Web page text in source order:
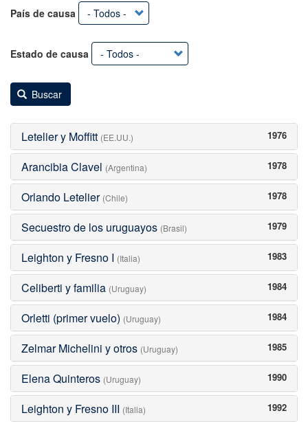
País de causa
Estado de causa
Buscar
Letelier y Moffitt (EE.UU.) 1976
Arancibia Clavel (Argentina) 1978
Orlando Letelier (Chile) 1978
Secuestro de los uruguayos (Brasil) 1979
Leighton y Fresno I (Italia) 1983
Celiberti y familia (Uruguay) 1984
Orletti (primer vuelo) (Uruguay) 1984
Zelmar Michelini y otros (Uruguay) 1985
Elena Quinteros (Uruguay) 1990
Leighton y Fresno III (Italia) 1992